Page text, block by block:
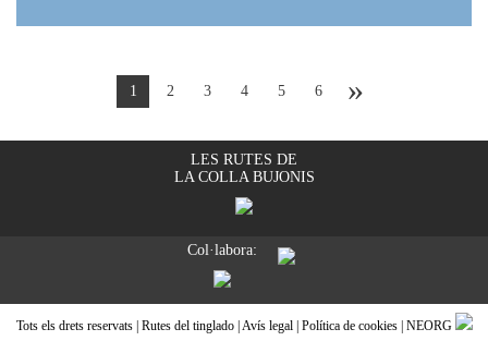
1 2 3 4 5 6 »
LES RUTES DE
LA COLLA BUJONIS
Col·labora:
Tots els drets reservats | Rutes del tinglado | Avís legal| Política de cookies| NEORG